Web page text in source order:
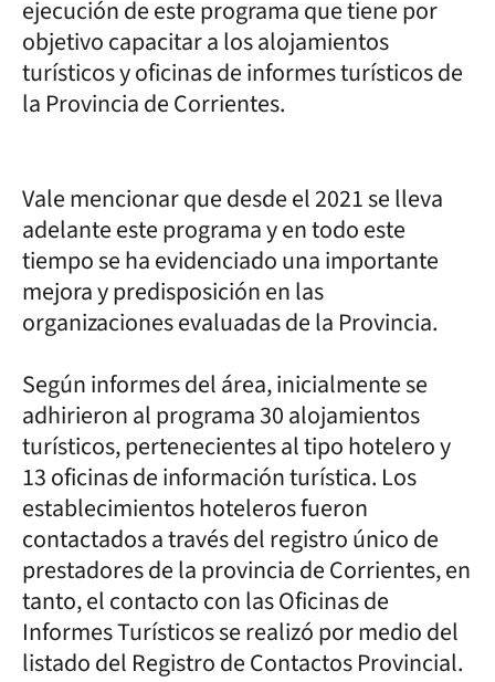
ejecución de este programa que tiene por
objetivo capacitar a los alojamientos
turísticos y oficinas de informes turísticos de
la Provincia de Corrientes.
Vale mencionar que desde el 2021 se lleva
adelante este programa y en todo este
tiempo se ha evidenciado una importante
mejora y predisposición en las
organizaciones evaluadas de la Provincia.
Según informes del área, inicialmente se
adhirieron al programa 30 alojamientos
turísticos, pertenecientes al tipo hotelero y
13 oficinas de información turística. Los
establecimientos hoteleros fueron
contactados a través del registro único de
prestadores de la provincia de Corrientes, en
tanto, el contacto con las Oficinas de
Informes Turísticos se realizó por medio del
listado del Registro de Contactos Provincial.